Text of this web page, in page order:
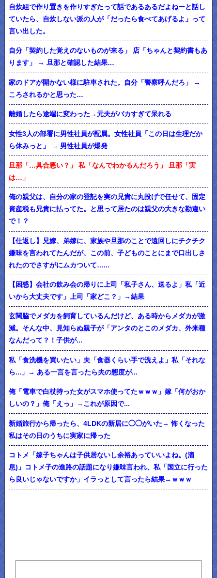
自炊組で作り置きを作りすぎたって話であるあるだよねーと話し
ていたら、自炊しない派の人が「だったら食べてあげるよ」って
言い出した。
自分「契約した覚えのないものが来る」 店「ちゃんと契約書もあ
ります」 → 旦那と確認した結果…
家のドアが開かない様に駐車された。自分「警察呼んだろ」 →
ころされるかと思った…
離婚したら途端に変わった→元夫がバカすぎて呆れる
女性3人の部署に男性社員が配属。女性社員「この日は生理だか
ら休みっと」 → 男性社員が爆発
旦那「…具合悪い？」 私「なんでわかるんだろう」 旦那「実
は…」
俺の親父は、自分の家の登記を実の兄貴に丸投げで任せて、固定
資産税も兄貴に払ってた。と思って居たのは親父の大きな勘違い
で！？
【仕返し】兄嫁、弟嫁に、家族や旦那のことで遠回しにチクチク
嫌味を言われてたんだが、この前、子どものことにまで口出しさ
れたのでさすがにムカついて…...
【困惑】会社の飲み会の帰りに上司「私子さん、送るよ」私「近
いから大丈夫です」上司「家どこ？」→結果
玄関脇でメダカを飼育しているんだけど、ある時からメダカが激
減。そんな中、見知らぬ親子が「アンタのとこのメダカ、外来種
なんだって？！子供が...
私「食洗機を買いたい」夫「食器くらい手で洗えよ」私「それな
ら...」→ ある一言を言ったら夫の態度が...
俺「電車で白杖持った女がスマホ使ってたｗｗｗ」嫁「何がおか
しいの？」俺「えっ」→これが原因で...
新婚旅行から帰ったら、4LDKの新居に◯◯がいた→ 怖くなった
私はその日のうちに実家に帰った
コトメ「嫁子ちゃんは子供居ないし余裕あっていいよね。(溜
息)」コトメ子の進路の話題になり嫌味言われ、私「国立に行った
ら良いじゃないですか」イラっとして言ったら結果→ｗｗｗ